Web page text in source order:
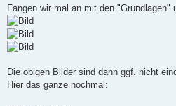
Fangen wir mal an mit den "Grundlagen"
Die obigen Bilder sind dann ggf. nicht
Hier das ganze nochmal: